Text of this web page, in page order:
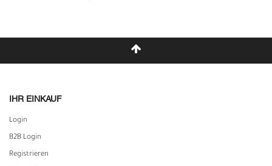
IHR EINKAUF
Login
B2B Login
Registrieren